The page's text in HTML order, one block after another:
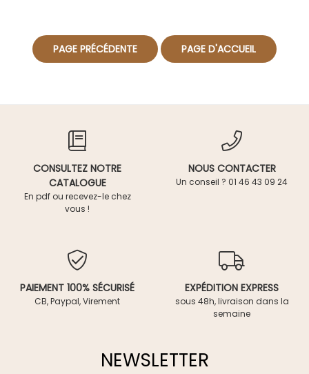
CONSULTEZ NOTRE
CATALOGUE
En pdf ou recevez-le chez
vous !
NOUS CONTACTER
Un conseil ? 01 46 43 09 24
PAIEMENT 100% SÉCURISÉ
CB, Paypal, Virement
EXPÉDITION EXPRESS
sous 48h, livraison dans la
semaine
NEWSLETTER